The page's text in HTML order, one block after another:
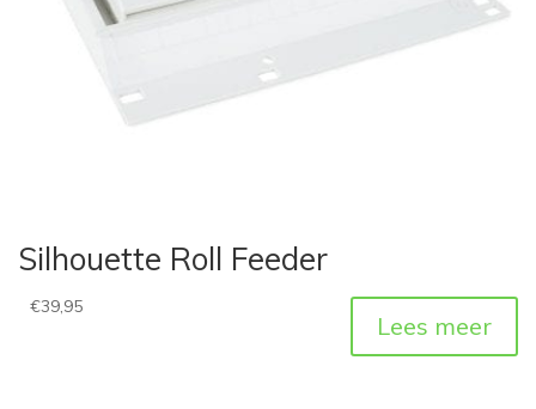
Silhouette Roll Feeder
€39,95
Lees meer